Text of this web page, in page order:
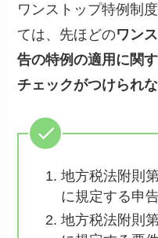
ワンストップ特例制
ては、先ほどのワン
告の特例の適用に関
チェックがつけられ
地方税法附則
に規定する申
地方税法附則